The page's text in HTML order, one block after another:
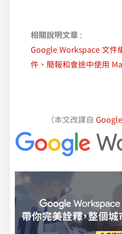
相關說明文章 :
Google Workspace 文件
件、簡報和會途中使用
（本文改譯自